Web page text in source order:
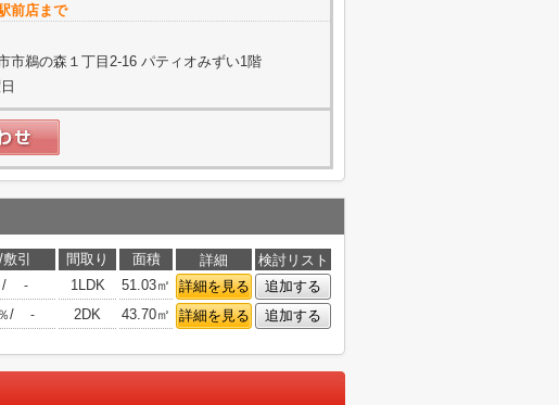
前店まで
市鵜の森１丁目2-16 パティオみずい1階
引 間取り 面積 詳細
検討リスト
/ - 1LDK 51.03㎡ 詳細を見る
追加する
/ - 2DK 43.70㎡ 詳細を見る 追加する